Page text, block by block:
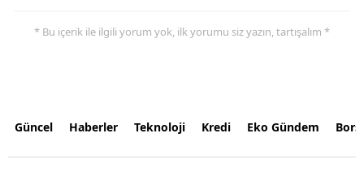
* Bu içerik ile ilgili yorum yok, ilk yorumu siz yazın, tartışalım *
Güncel Haberler Teknoloji Kredi Eko Gündem